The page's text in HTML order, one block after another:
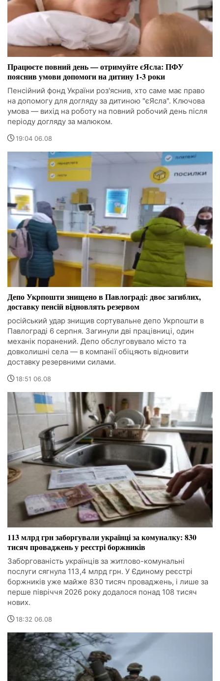
Працюєте повний день — отримуйте єЯсла: ПФУ
пояснив умови допомоги на дитину 1-3 роки
Пенсійний фонд України роз'яснив, хто саме має право
на допомогу для догляду за дитиною "єЯсла". Ключова
умова — вихід на роботу на повний робочий день після
періоду догляду за малюком.
19:04 06.08
Депо Укрпошти знищено в Павлограді: двоє загиблих,
доставку пенсій відновлять резервом
російський удар знищив сортувальне депо Укрпошти в
Павлограді 6 серпня. Загинули дві працівниці, один
механік поранений. Депо обслуговувало місто та
довколишні села — в компанії обіцяють відновити
доставку резервними силами.
18:51 06.08
113 млрд грн заборгували українці за комуналку: 830
тисяч проваджень у реєстрі боржників
Заборгованість українців за житлово-комунальні
послуги сягнула 113,4 млрд грн. У Єдиному реєстрі
боржників уже майже 830 тисяч проваджень, і лише за
перше півріччя 2026 року додалося понад 108 тисяч
нових.
18:32 06.08